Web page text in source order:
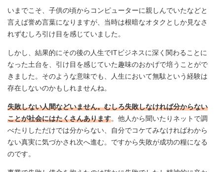
いまでこそ、子供の頃からコンピューターに親しんでいたなどと
言えば誉め言葉になりますが、当時は根暗なオタクとしか見なさ
れずむしろ引け目を感じていました。
しかし、結果的にその後の人生でITビジネスに深く関わることに
なった土台を、引け目を感じていた趣味のおかげで培うことがで
きました。そのような意味でも、人生において無駄という経験は
存在しないのかもしれませんね。
失敗しない人間などいません。むしろ失敗しなければ分からない
ことが社会にはたくさんあります。他人から聞いたりネットで調
べたりしただけでは分からない、自分でコケてみなければわから
ない真実に気づかされ次へ進む。ですから失敗が成功の糧になる
のです。